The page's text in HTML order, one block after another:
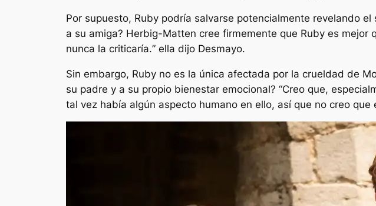
Por supuesto, Ruby podría salvarse potencialmente revelando
a su amiga? Herbig-Matten cree firmemente que Ruby es mejor
nunca la criticaría.” ella dijo Desmayo.
Sin embargo, Ruby no es la única afectada por la crueldad de
su padre y a su propio bienestar emocional? “Creo que,
tal vez había algún aspecto humano en ello, así que no creo que